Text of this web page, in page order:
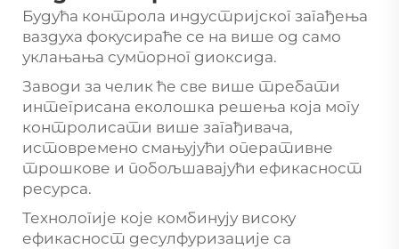
Будућа контрола индустријског загађења
ваздуха фокусираће се на више од само
уклањања сумпорног диоксида.
Заводи за челик ће све више требати
интегрисана еколошка решења која могу
контролисати више загађивача,
истовремено смањујући оперативне
трошкове и побољшавајући ефикасност
ресурса.
Технологије које комбинују високу
ефикасност десулфуризације са